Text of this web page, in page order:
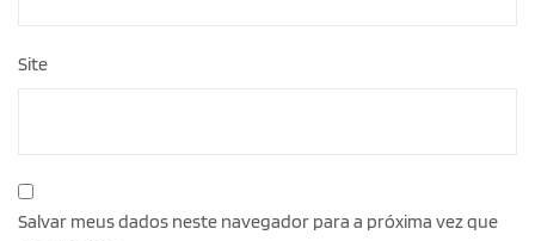
Site
Salvar meus dados neste navegador para a próxima vez que